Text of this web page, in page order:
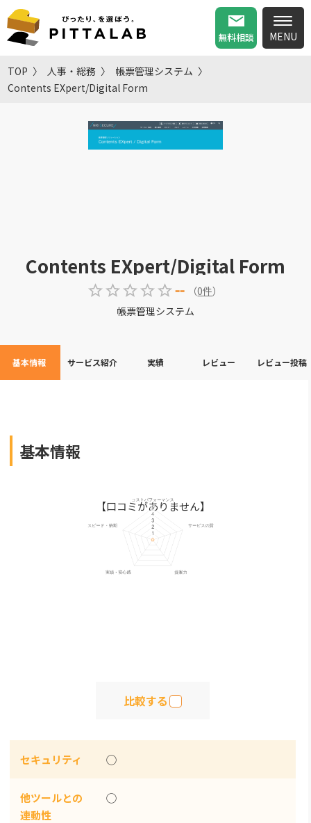
無料相談
TOP 人事・総務
帳票管理システム
Contents EXpert/Digital Form
Contents EXpert/Digital Form
-- （0件）
帳票管理システム
基本情報 サービス紹介 実績 レビュー レビュー投稿
基本情報
【口コミがありません】
比較する
セキュリティ ◯
他ツールとの
連動性
◯